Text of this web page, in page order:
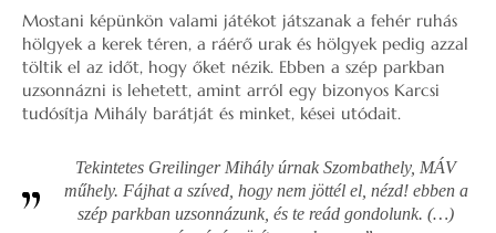
Mostani képünkön valami játékot játszanak a fehér ruhás
hölgyek a kerek téren, a ráérő urak és hölgyek pedig azzal
töltik el az időt, hogy őket nézik. Ebben a szép parkban
uzsonnázni is lehetett, amint arról egy bizonyos Karcsi
tudósítja Mihály barátját és minket, kései utódait.
Tekintetes Greilinger Mihály úrnak Szombathely, MÁV
műhely. Fájhat a szíved, hogy nem jöttél el, nézd! ebben a
szép parkban uzsonnázunk, és te reád gondolunk. (…)